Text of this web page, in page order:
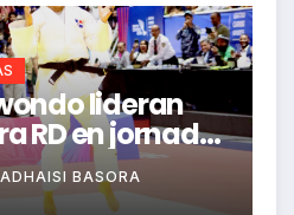
DEPORTES NOTICIAS
FEDOLA define su
para los Juegos
Centroamericanos y
Caribe Santo
26/07/2026